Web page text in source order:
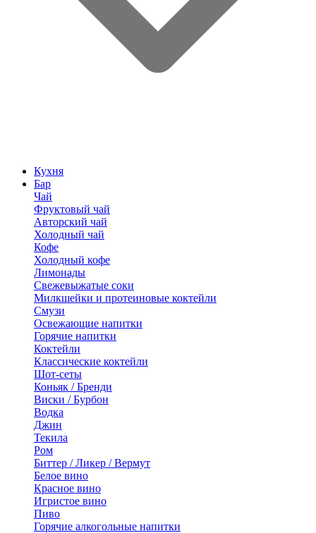
Кухня
Бар
Чай
Фруктовый чай
Авторский чай
Холодный чай
Кофе
Холодный кофе
Лимонады
Свежевыжатые соки
Милкшейки и протеиновые коктейли
Смузи
Освежающие напитки
Горячие напитки
Коктейли
Классические коктейли
Шот-сеты
Коньяк / Бренди
Виски / Бурбон
Водка
Джин
Текила
Ром
Биттер / Ликер / Вермут
Белое вино
Красное вино
Игристое вино
Пиво
Горячие алкогольные напитки